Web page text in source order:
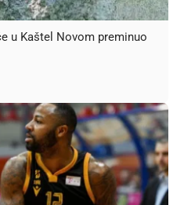
u Kaštel Novom preminuo